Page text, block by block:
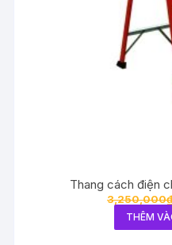
Thang cách điện
3,250,000₫
THÊM